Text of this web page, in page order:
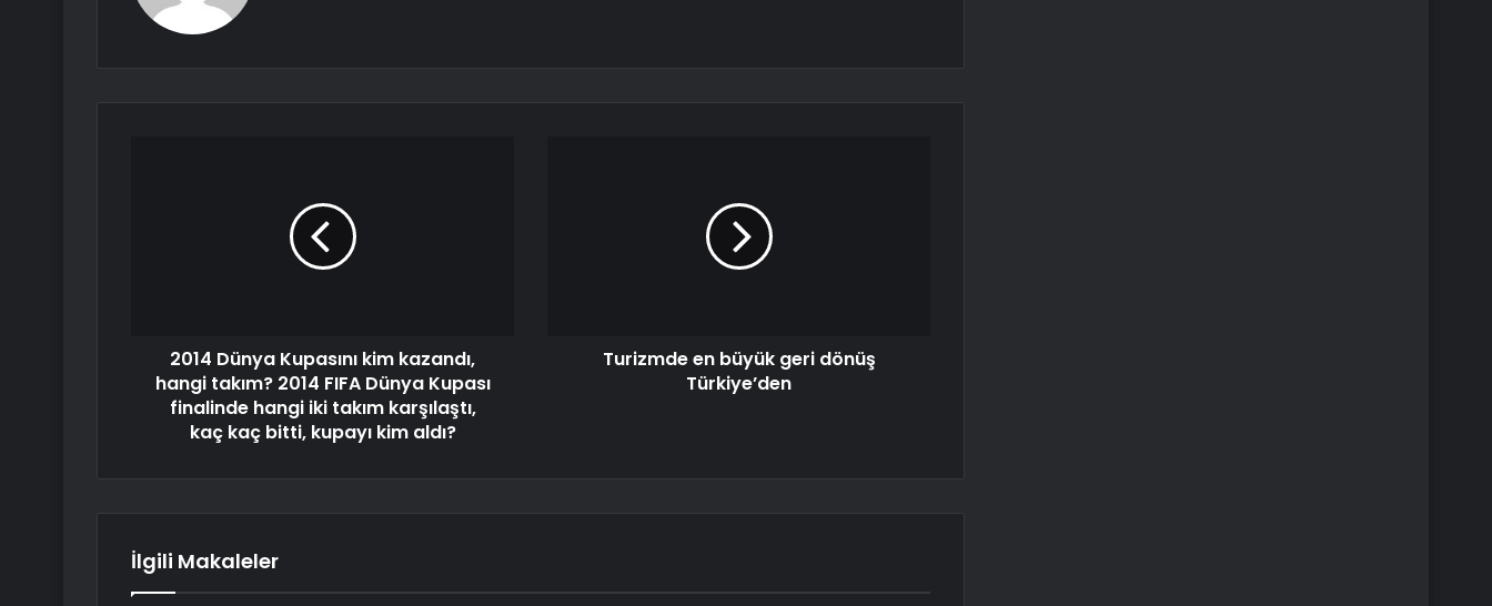
2014 Dünya Kupasını kim kazandı,
hangi takım? 2014 FIFA Dünya Kupası
finalinde hangi iki takım karşılaştı,
kaç kaç bitti, kupayı kim aldı?
Turizmde en büyük geri dönüş
Türkiye’den
İlgili Makaleler